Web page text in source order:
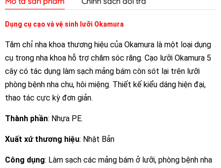
Dụng cụ cạo và vệ sinh lưỡi Okamura
Tăm chỉ nha khoa thương hiệu của Okamura là một loại dụng
cụ trong nha khoa hỗ trợ chăm sóc răng. Cạo lưỡi Okamura 5
cây có tác dụng làm sạch mảng bám còn sót lại trên lưỡi
phòng bệnh nha chu, hôi miệng. Thiết kế kiểu dáng hiện đại,
thao tác cực kỳ đơn giản.
Thành phần: Nhựa PE.
Xuất xứ thương hiệu: Nhật Bản
Công dụng: Làm sạch các mảng bám ở lưỡi, phòng bệnh nha